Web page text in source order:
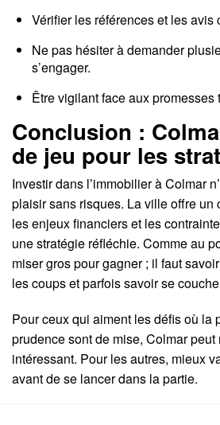
Vérifier les références et les avis
Ne pas hésiter à demander
s’engager.
Être vigilant face aux promesses
Conclusion :
de jeu pour les
Investir dans l’immobilier à Colmar
plaisir sans risques. La ville offre un
les enjeux financiers et les
une stratégie réfléchie. Comme au
miser gros pour gagner ; il faut
les coups et parfois savoir se
Pour ceux qui aiment les défis où la
prudence sont de mise, Colmar
intéressant. Pour les autres, mieux
avant de se lancer dans la partie.